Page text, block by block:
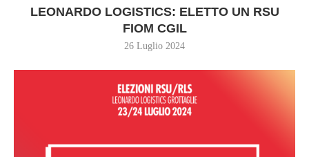
LEONARDO LOGISTICS: ELETTO UN RSU
FIOM CGIL
26 Luglio 2024